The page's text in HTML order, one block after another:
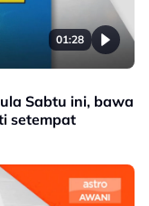
01:28
Sabtu ini, bawa
setempat